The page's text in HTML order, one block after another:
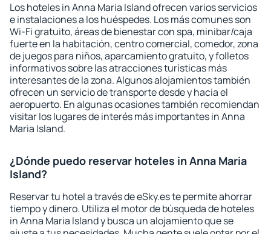
Los hoteles in Anna Maria Island ofrecen varios servicios
e instalaciones a los huéspedes. Los más comunes son
Wi-Fi gratuito, áreas de bienestar con spa, minibar/caja
fuerte en la habitación, centro comercial, comedor, zona
de juegos para niños, aparcamiento gratuito, y folletos
informativos sobre las atracciones turísticas más
interesantes de la zona. Algunos alojamientos también
ofrecen un servicio de transporte desde y hacia el
aeropuerto. En algunas ocasiones también recomiendan
visitar los lugares de interés más importantes in Anna
Maria Island.
¿Dónde puedo reservar hoteles in Anna Maria
Island?
Reservar tu hotel a través de eSky.es te permite ahorrar
tiempo y dinero. Utiliza el motor de búsqueda de hoteles
in Anna Maria Island y busca un alojamiento que se